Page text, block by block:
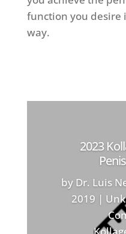
function you desire
way.
2023
by Dr. Luis
2019 |